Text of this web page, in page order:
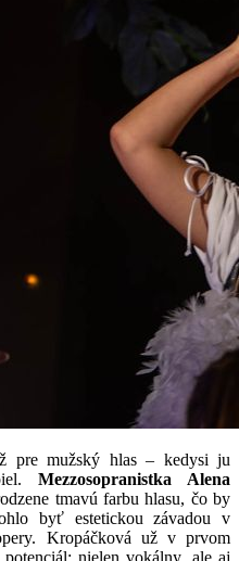
pre mužský hlas – kedysi ju
Mezzosopranistka Alena
tmavú farbu hlasu, čo by
byť estetickou závadou v
Kropáčková už v prvom
nielen vokálny, ale aj